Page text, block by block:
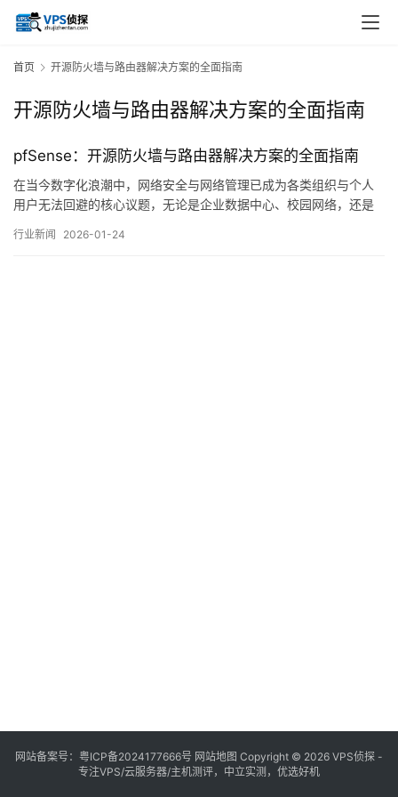
首页 开源防火墙与路由器解决方案的全面指南
开源防火墙与路由器解决方案的全面指南
pfSense：开源防火墙与路由器解决方案的全面指南
在当今数字化浪潮中，网络安全与网络管理已成为各类组织与个人
用户无法回避的核心议题，无论是企业数据中心、校园网络，还是
方案都显得至关重要，在众多解决方案中，开源软件pfSense以其强
行业新闻 2026-01-24
网站备案号： 粤ICP备2024177666号 网站地图 Copyright © 2026 VPS侦探 -
专注VPS/云服务器/主机测评，中立实测，优选好机